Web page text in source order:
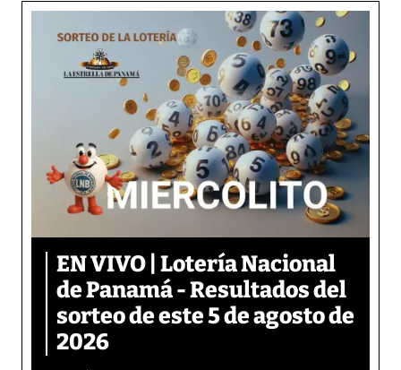
EN VIVO | Lotería Nacional
de Panamá - Resultados del
sorteo de este 5 de agosto de
2026